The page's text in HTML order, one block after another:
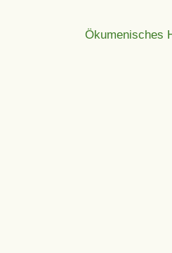
Ökumenisches